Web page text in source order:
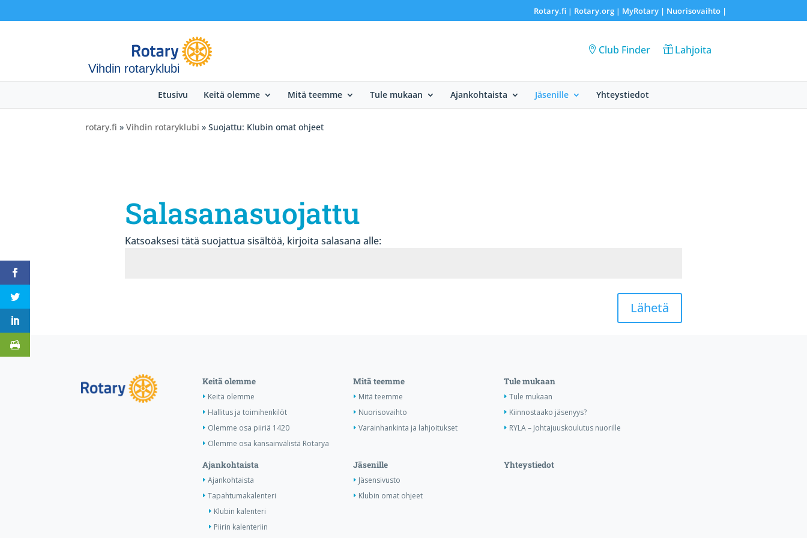
Rotary.fi| Rotary.org| MyRotary | Nuorisovaihto|
Vihdin rotaryklubi
Club Finder Lahjoita
Etusivu Keitä olemme Mitä teemme Tule mukaan Ajankohtaista Jäsenille Yhteystiedot
rotary.fi » Vihdin rotaryklubi » Suojattu: Klubin omat ohjeet
Salasanasuojattu
Katsoaksesi tätä suojattua sisältöä, kirjoita salasana alle:
Lähetä
Keitä olemme
Keitä olemme
Hallitus ja toimihenkilöt
Olemme osa piiriä 1420
Olemme osa kansainvälistä Rotarya
Mitä teemme
Mitä teemme
Nuorisovaihto
Varainhankinta ja lahjoitukset
Tule mukaan
Tule mukaan
Kiinnostaako jäsenyys?
RYLA – Johtajuuskoulutus nuorille
Ajankohtaista
Ajankohtaista
Tapahtumakalenteri
Klubin kalenteri
Piirin kalenteriin
Jäsenille
Jäsensivusto
Klubin omat ohjeet
Yhteystiedot